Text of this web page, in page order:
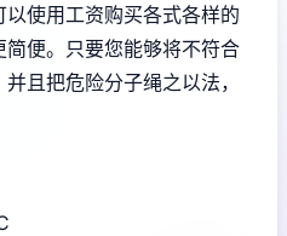
使用工资购买各式各样的
便。只要您能够将不符合
且把危险分子绳之以法，